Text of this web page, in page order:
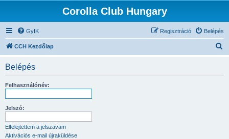
Corolla Club Hungary
GyIK Belépés
Regisztráció
CCH Kezdőlap
Belépés
Felhasználónév:
Jelszó:
Elfelejtettem a jelszavam
Aktivációs e-mail újraküldése